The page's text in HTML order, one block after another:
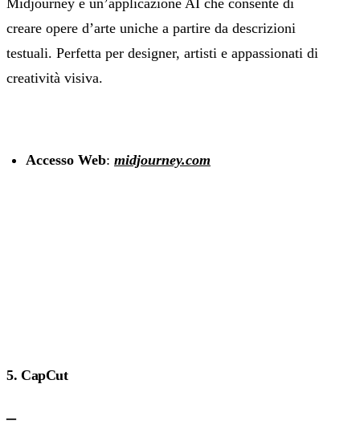
Midjourney è un’applicazione AI che consente di
creare opere d’arte uniche a partire da descrizioni
testuali. Perfetta per designer, artisti e appassionati di
creatività visiva.
Accesso Web: midjourney.com
5. CapCut
–